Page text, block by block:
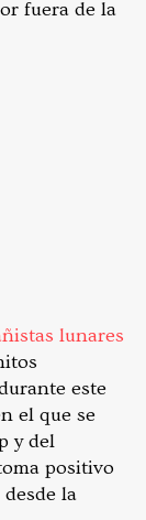
fuera de la
lunares
este
el que se
y del
positivo
la